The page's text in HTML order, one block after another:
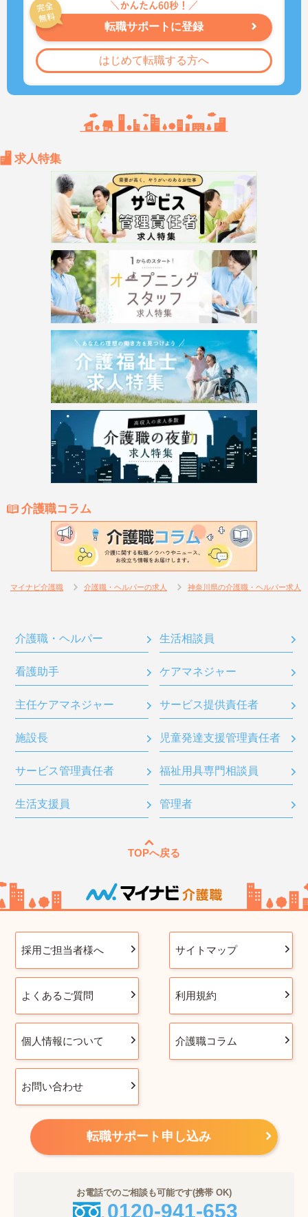
転職サポートに登録
はじめて転職する方へ
求人特集
介護職コラム
マイナビ介護職 介護職・ヘルパーの求人 神奈川県の介護職・ヘルパー求人
介護職・ヘルパー 生活相談員
看護助手 ケアマネジャー
主任ケアマネジャー サービス提供責任者
施設長 児童発達支援管理責任者
サービス管理責任者 福祉用具専門相談員
生活支援員 管理者
TOPへ戻る
採用ご担当者様へ サイトマップ
よくあるご質問 利用規約
個人情報について 介護職コラム
お問い合わせ
転職サポート申し込み
お電話でのご相談も可能です(携帯 OK)
0120-941-653